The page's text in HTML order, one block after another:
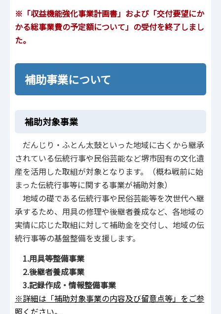
※「収益機能強化事業計画書」および「交付要望にか
かる総事業費の予定額について」の受付を終了しまし
た。
補助事業について
補助対象事業
だんじり・ふとん太鼓といった地域に古くから継承
されている伝統行事や民俗芸能など堺市固有の文化遺
産を活用した取組が対象となります。（概ね戦前に始
まった伝統行事等に関する事業が補助対象）
地域の礎である伝統行事や民俗芸能等を次世代へ継
承するため、用具の修理や後継者養成など、各地域の
実情に応じた取組に対して補助金を交付し、地域の伝
統行事等の基盤整備を支援します。
1.用具等整備事業
2.後継者養成事業
3.記録作成・情報整備事業
※詳細は「補助対象事業の内容及び留意点等」をご参
照ください。